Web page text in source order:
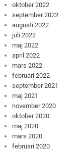
oktober 2022
september 2022
augusti 2022
juli 2022
maj 2022
april 2022
mars 2022
februari 2022
september 2021
maj 2021
november 2020
oktober 2020
maj 2020
mars 2020
februari 2020